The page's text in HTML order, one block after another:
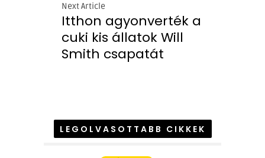
Next Article
Itthon agyonverték a
cuki kis állatok Will
Smith csapatát
LEGOLVASOTTABB CIKKEK